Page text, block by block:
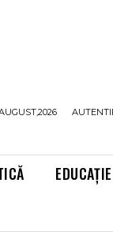
EDUCAȚIE